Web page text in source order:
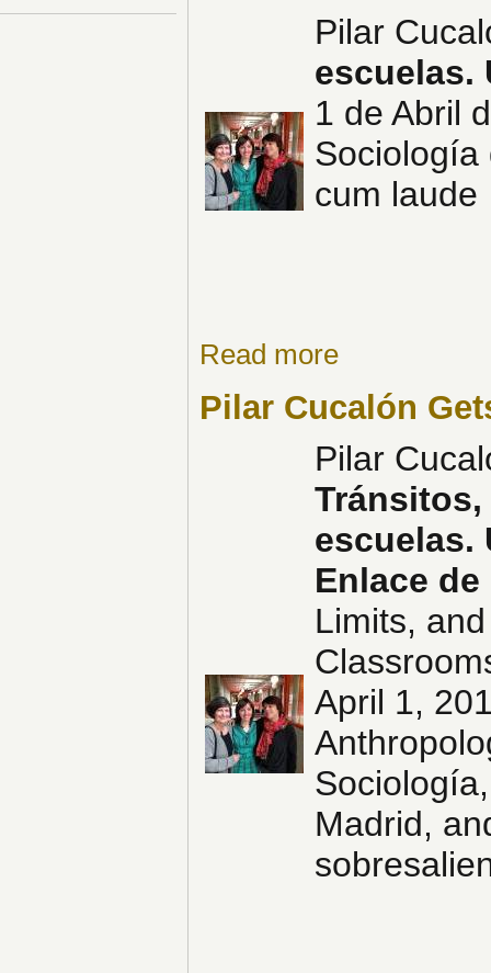
Pilar
escuelas.
1 de Abril
Sociología
cum laude
Read more
Pilar Cucalón
Pilar
escuelas.
Enlace
Limits,
April 1,
Madrid,